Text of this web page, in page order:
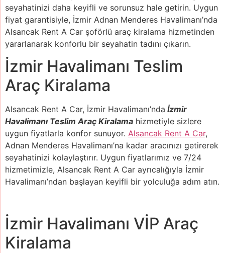
seyahatinizi daha keyifli ve sorunsuz hale getirin. Uygun
fiyat garantisiyle, İzmir Adnan Menderes Havalimanı’nda
Alsancak Rent A Car şoförlü araç kiralama hizmetinden
yararlanarak konforlu bir seyahatin tadını çıkarın.
İzmir Havalimanı Teslim
Araç Kiralama
Alsancak Rent A Car, İzmir Havalimanı’nda İzmir
Havalimanı Teslim Araç Kiralama hizmetiyle sizlere
uygun fiyatlarla konfor sunuyor. Alsancak Rent A Car,
Adnan Menderes Havalimanı’na kadar aracınızı getirerek
seyahatinizi kolaylaştırır. Uygun fiyatlarımız ve 7/24
hizmetimizle, Alsancak Rent A Car ayrıcalığıyla İzmir
Havalimanı’ndan başlayan keyifli bir yolculuğa adım atın.
İzmir Havalimanı VİP Araç
Kiralama